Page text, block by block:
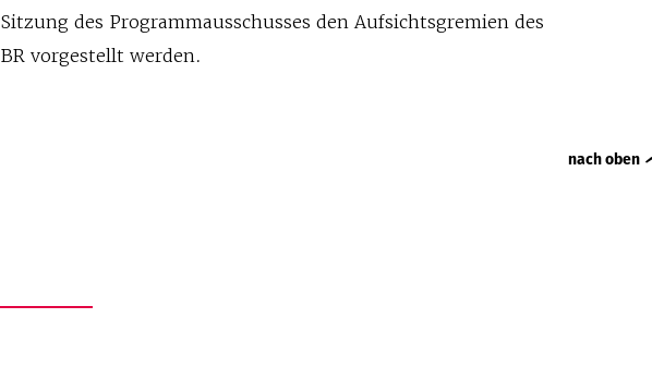
Sitzung des Programmausschusses den Aufsichtsgremien des
BR vorgestellt werden.
nach oben